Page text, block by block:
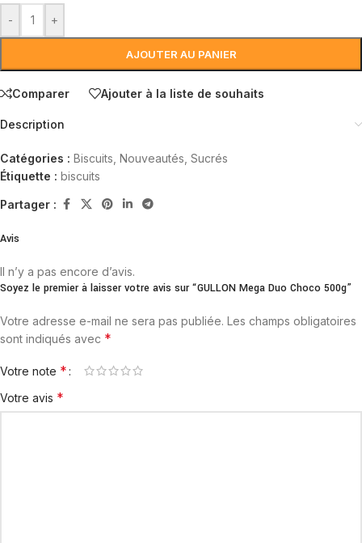
- +
AJOUTER AU PANIER
Comparer Ajouter à la liste de souhaits
Description
Catégories : Biscuits Nouveautés Sucrés
Étiquette : biscuits
Partager :
Avis
Il n’y a pas encore d’avis.
Soyez le premier à laisser votre avis sur “GULLON Mega Duo Choco 500g”
Votre adresse e-mail ne sera pas publiée. Les champs obligatoires
sont indiqués avec *
Votre note *
Votre avis *